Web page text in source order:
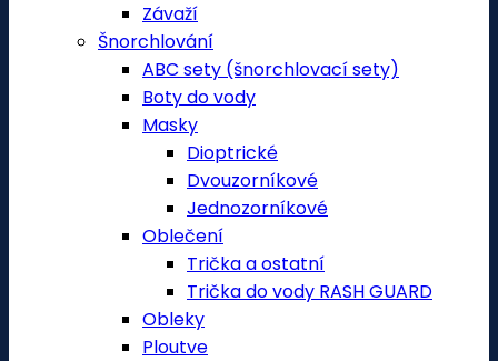
Závaží
Šnorchlování
ABC sety (šnorchlovací sety)
Boty do vody
Masky
Dioptrické
Dvouzorníkové
Jednozorníkové
Oblečení
Trička a ostatní
Trička do vody RASH GUARD
Obleky
Ploutve